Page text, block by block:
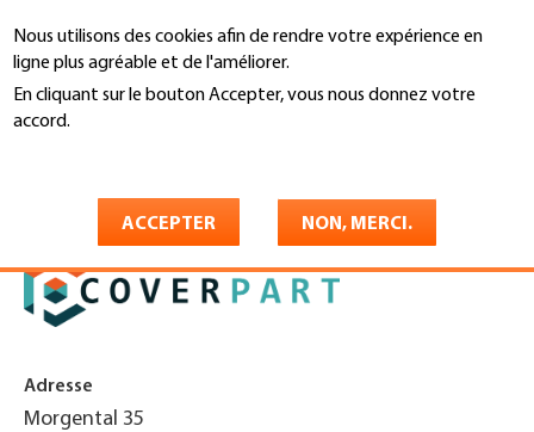
Nous utilisons des cookies afin de rendre votre expérience en
ligne plus agréable et de l'améliorer.
En cliquant sur le bouton Accepter, vous nous donnez votre
accord.
ACCEPTER NON, MERCI.
au
contenu
principal
Recherche
You
Adresse
Morgental 35